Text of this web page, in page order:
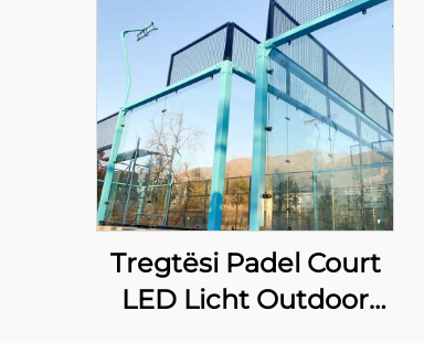
Tregtësi Padel Court
LED Licht Outdoor